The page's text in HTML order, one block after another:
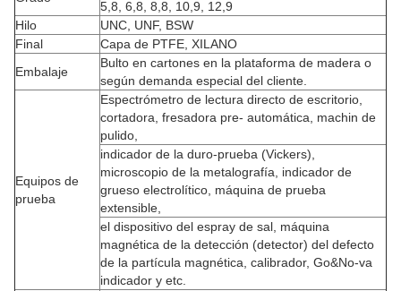
5,8, 6,8, 8,8, 10,9, 12,9
Hilo
UNC, UNF, BSW
Final
Capa de PTFE, XILANO
Embalaje
Bulto en cartones en la plataforma de madera o
según demanda especial del cliente.
Equipos de
prueba
Espectrómetro de lectura directo de escritorio,
cortadora, fresadora pre- automática, machin de
pulido,
indicador de la duro-prueba (Vickers),
microscopio de la metalografía, indicador de
grueso electrolítico, máquina de prueba
extensible,
el dispositivo del espray de sal, máquina
magnética de la detección (detector) del defecto
de la partícula magnética, calibrador, Go&No-va
indicador y etc.